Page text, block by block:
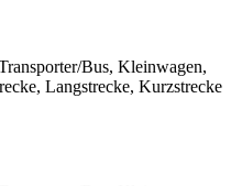
Bus, Kleinwagen,
Langstrecke, Kurzstrecke